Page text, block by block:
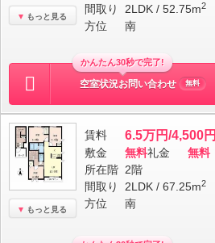
もっと見る
間取り
2LDK / 52.75m2
方位 南
かんたん30秒で完了!
空室状況お問い合わせ 無料
もっと見る
賃料 6.5万円/4,500円
敷金 無料礼金
無料
所在階 2階
間取り
2LDK / 67.25m2
方位 南